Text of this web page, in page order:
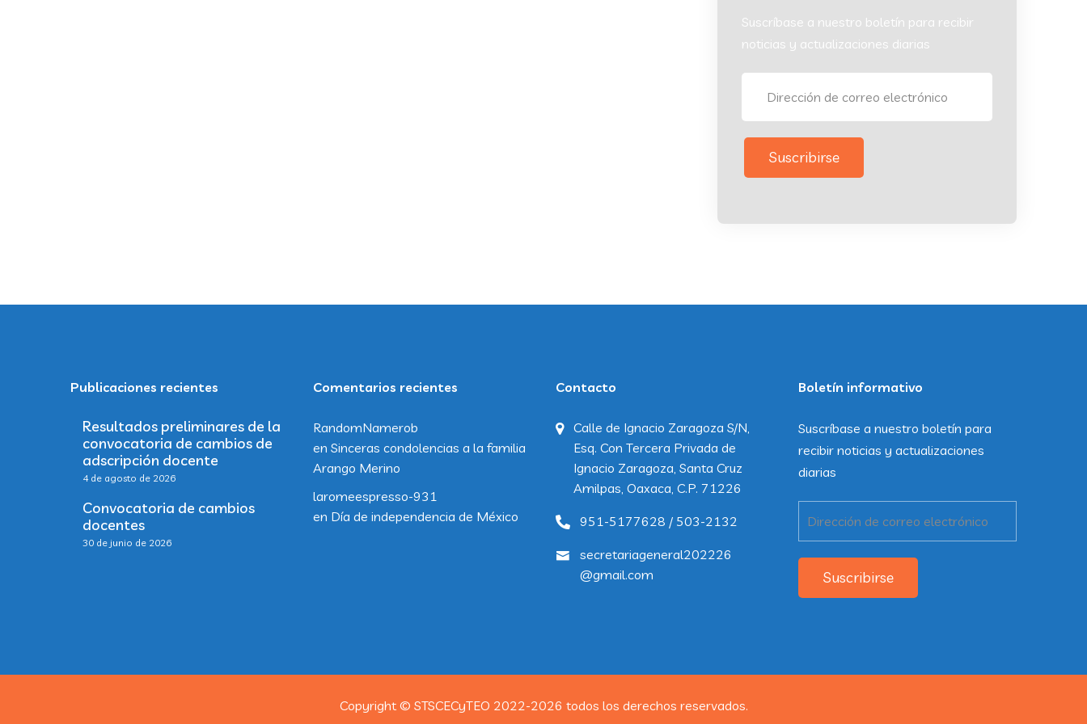
Suscríbase a nuestro boletín para recibir
noticias y actualizaciones diarias
Suscribirse
Publicaciones recientes
Resultados preliminares de la
convocatoria de cambios de
adscripción docente
4 de agosto de 2026
Convocatoria de cambios
docentes
30 de junio de 2026
Comentarios recientes
RandomNamerob
en Sinceras condolencias a la familia
Arango Merino
laromeespresso-931
en Día de independencia de México
Contacto
Calle de Ignacio Zaragoza S/N,
Esq. Con Tercera Privada de
Ignacio Zaragoza, Santa Cruz
Amilpas, Oaxaca, C.P. 71226
951-5177628 / 503-2132
secretariageneral202226
@gmail.com
Boletín informativo
Suscríbase a nuestro boletín para
recibir noticias y actualizaciones
diarias
Suscribirse
Copyright © STSCECyTEO 2022-2026 todos los derechos reservados.